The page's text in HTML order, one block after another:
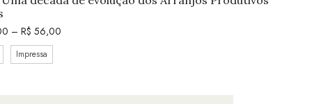
– R$ 56,00
Impressa